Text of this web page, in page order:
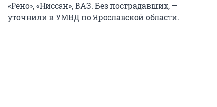
«Рено», «Ниссан», ВАЗ. Без пострадавших, —
уточнили в УМВД по Ярославской области.